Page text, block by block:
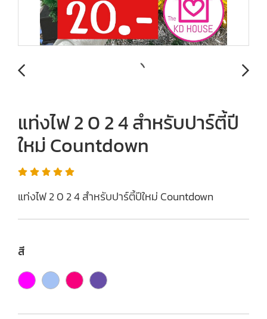
แท่งไฟ 2 0 2 4 สำหรับปาร์ตี้ปี
ใหม่ Countdown
แท่งไฟ 2 0 2 4 สำหรับปาร์ตี้ปีใหม่ Countdown
สี